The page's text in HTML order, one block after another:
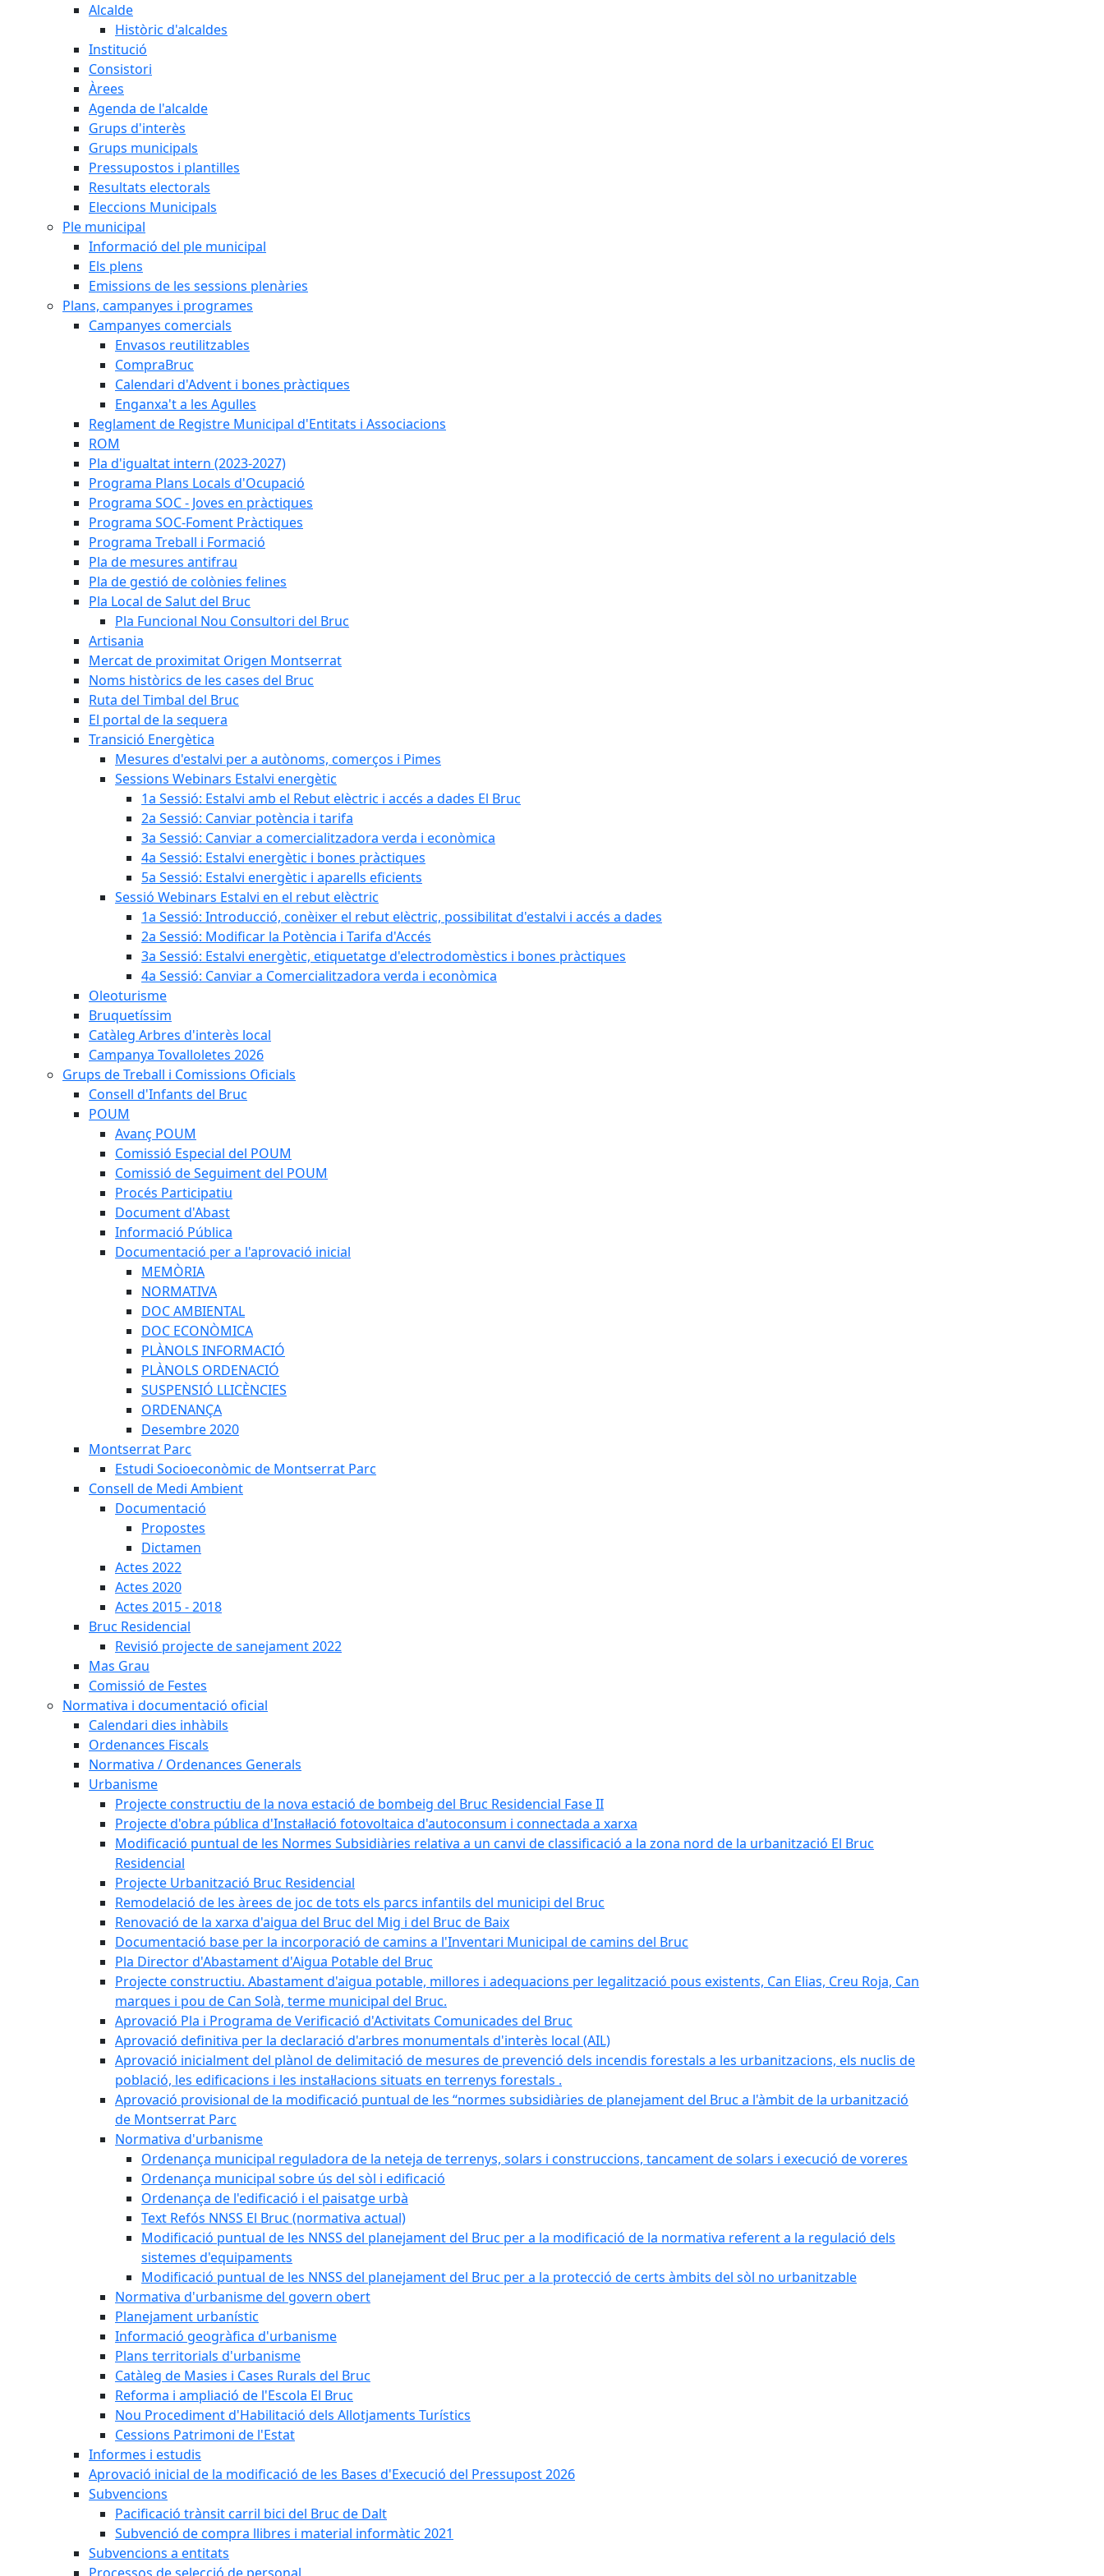
Alcalde
Històric d'alcaldes
Institució
Consistori
Àrees
Agenda de l'alcalde
Grups d'interès
Grups municipals
Pressupostos i plantilles
Resultats electorals
Eleccions Municipals
Ple municipal
Informació del ple municipal
Els plens
Emissions de les sessions plenàries
Plans, campanyes i programes
Campanyes comercials
Envasos reutilitzables
CompraBruc
Calendari d'Advent i bones pràctiques
Enganxa't a les Agulles
Reglament de Registre Municipal d'Entitats i Associacions
ROM
Pla d'igualtat intern (2023-2027)
Programa Plans Locals d'Ocupació
Programa SOC - Joves en pràctiques
Programa SOC-Foment Pràctiques
Programa Treball i Formació
Pla de mesures antifrau
Pla de gestió de colònies felines
Pla Local de Salut del Bruc
Pla Funcional Nou Consultori del Bruc
Artisania
Mercat de proximitat Origen Montserrat
Noms històrics de les cases del Bruc
Ruta del Timbal del Bruc
El portal de la sequera
Transició Energètica
Mesures d'estalvi per a autònoms, comerços i Pimes
Sessions Webinars Estalvi energètic
1a Sessió: Estalvi amb el Rebut elèctric i accés a dades El Bruc
2a Sessió: Canviar potència i tarifa
3a Sessió: Canviar a comercialitzadora verda i econòmica
4a Sessió: Estalvi energètic i bones pràctiques
5a Sessió: Estalvi energètic i aparells eficients
Sessió Webinars Estalvi en el rebut elèctric
1a Sessió: Introducció, conèixer el rebut elèctric, possibilitat d'estalvi i accés a dades
2a Sessió: Modificar la Potència i Tarifa d'Accés
3a Sessió: Estalvi energètic, etiquetatge d'electrodomèstics i bones pràctiques
4a Sessió: Canviar a Comercialitzadora verda i econòmica
Oleoturisme
Bruquetíssim
Catàleg Arbres d'interès local
Campanya Tovalloletes 2026
Grups de Treball i Comissions Oficials
Consell d'Infants del Bruc
POUM
Avanç POUM
Comissió Especial del POUM
Comissió de Seguiment del POUM
Procés Participatiu
Document d'Abast
Informació Pública
Documentació per a l'aprovació inicial
MEMÒRIA
NORMATIVA
DOC AMBIENTAL
DOC ECONÒMICA
PLÀNOLS INFORMACIÓ
PLÀNOLS ORDENACIÓ
SUSPENSIÓ LLICÈNCIES
ORDENANÇA
Desembre 2020
Montserrat Parc
Estudi Socioeconòmic de Montserrat Parc
Consell de Medi Ambient
Documentació
Propostes
Dictamen
Actes 2022
Actes 2020
Actes 2015 - 2018
Bruc Residencial
Revisió projecte de sanejament 2022
Mas Grau
Comissió de Festes
Normativa i documentació oficial
Calendari dies inhàbils
Ordenances Fiscals
Normativa / Ordenances Generals
Urbanisme
Projecte constructiu de la nova estació de bombeig del Bruc Residencial Fase II
Projecte d'obra pública d'Instal·lació fotovoltaica d'autoconsum i connectada a xarxa
Modificació puntual de les Normes Subsidiàries relativa a un canvi de classificació a la zona nord de la urbanització El Bruc
Residencial
Projecte Urbanització Bruc Residencial
Remodelació de les àrees de joc de tots els parcs infantils del municipi del Bruc
Renovació de la xarxa d'aigua del Bruc del Mig i del Bruc de Baix
Documentació base per la incorporació de camins a l'Inventari Municipal de camins del Bruc
Pla Director d'Abastament d'Aigua Potable del Bruc
Projecte constructiu. Abastament d'aigua potable, millores i adequacions per legalització pous existents, Can Elias, Creu Roja, Can
marques i pou de Can Solà, terme municipal del Bruc.
Aprovació Pla i Programa de Verificació d'Activitats Comunicades del Bruc
Aprovació definitiva per la declaració d'arbres monumentals d'interès local (AIL)
Aprovació inicialment del plànol de delimitació de mesures de prevenció dels incendis forestals a les urbanitzacions, els nuclis de
població, les edificacions i les instal·lacions situats en terrenys forestals .
Aprovació provisional de la modificació puntual de les “normes subsidiàries de planejament del Bruc a l'àmbit de la urbanització
de Montserrat Parc
Normativa d'urbanisme
Ordenança municipal reguladora de la neteja de terrenys, solars i construccions, tancament de solars i execució de voreres
Ordenança municipal sobre ús del sòl i edificació
Ordenança de l'edificació i el paisatge urbà
Text Refós NNSS El Bruc (normativa actual)
Modificació puntual de les NNSS del planejament del Bruc per a la modificació de la normativa referent a la regulació dels
sistemes d'equipaments
Modificació puntual de les NNSS del planejament del Bruc per a la protecció de certs àmbits del sòl no urbanitzable
Normativa d'urbanisme del govern obert
Planejament urbanístic
Informació geogràfica d'urbanisme
Plans territorials d'urbanisme
Catàleg de Masies i Cases Rurals del Bruc
Reforma i ampliació de l'Escola El Bruc
Nou Procediment d'Habilitació dels Allotjaments Turístics
Cessions Patrimoni de l'Estat
Informes i estudis
Aprovació inicial de la modificació de les Bases d'Execució del Pressupost 2026
Subvencions
Pacificació trànsit carril bici del Bruc de Dalt
Subvenció de compra llibres i material informàtic 2021
Subvencions a entitats